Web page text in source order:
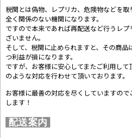
税関とは偽物、レプリカ、危険物などを
全く関係のない機関になります。
ですので本来であれば再配送など行うレ
ざいません。
そして、税関に止められますと、その商品
つ利益が損になります。
ですが、お客様に安心してまたご利用して
のような対応を行わせて頂いております。
お客様に最善の対応を尽くしていますの
します！
配送案内